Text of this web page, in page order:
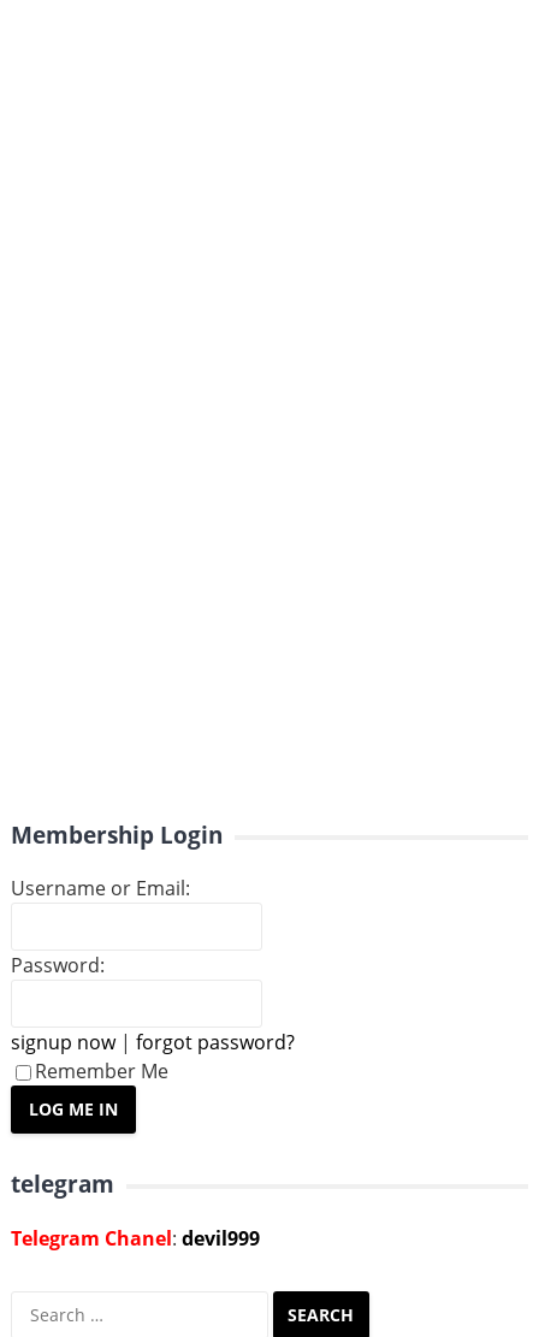
Membership Login
Username or Email:
Password:
signup now| forgot password?
Remember Me
telegram
Telegram Chanel: devil999
Search